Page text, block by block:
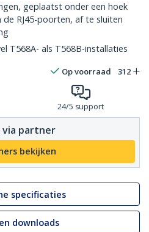
geplaatst onder een hoek
RJ45-poorten, af te sluiten
T568A- als T568B-installaties
Op voorraad 312
24/5 support
via partner
bekijken
specificaties
downloads